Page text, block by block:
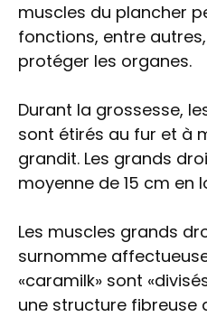
muscles du plancher
fonctions, entre
protéger les organes.
Durant la grossesse,
sont étirés au fur et à
grandit. Les grands
moyenne de 15 cm en
Les muscles grands
surnomme
«caramilk» sont
une structure fibreuse